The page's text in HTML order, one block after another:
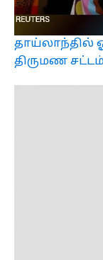
தாய்லாந்தில்
திருமண